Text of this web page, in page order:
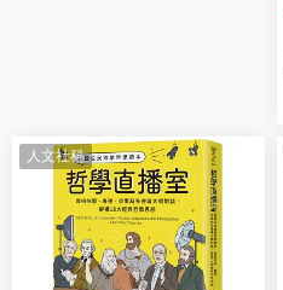
人文社科